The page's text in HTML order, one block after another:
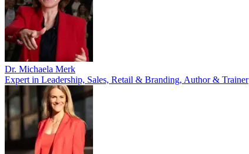
Dr. Michaela Merk
Expert in Leadership, Sales, Retail & Branding, Author & Trainer